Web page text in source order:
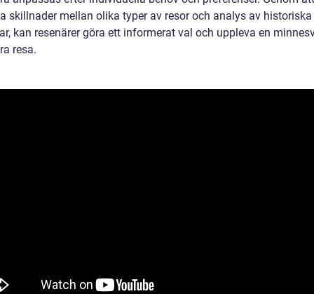
skillnader mellan olika typer av resor och analys av
kan resenärer göra ett informerat val och uppleva en
resa.